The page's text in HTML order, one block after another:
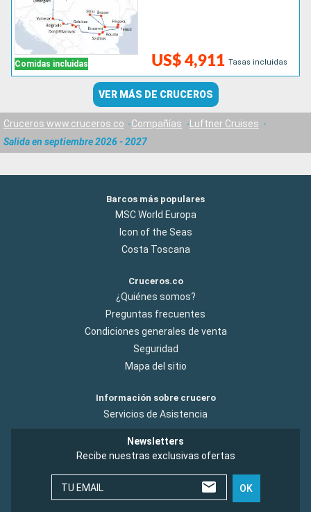
Comidas incluidas US$ 4,911 Tasas incluidas
VER MÁS DE CRUCEROS
Cruceros www.cruceros.co Compañías
Luftner Cruises
Salida en septiembre 2026 - 2027
Barcos más populares
MSC World Europa
Icon of the Seas
Costa Toscana
Cruceros.co
¿Quiénes somos?
Preguntas frecuentes
Condiciones generales de venta
Seguridad
Mapa del sitio
Información sobre crucero
Servicios de Asistencia
Newsletters
Recibe nuestras exclusivas ofertas
TU EMAIL OK